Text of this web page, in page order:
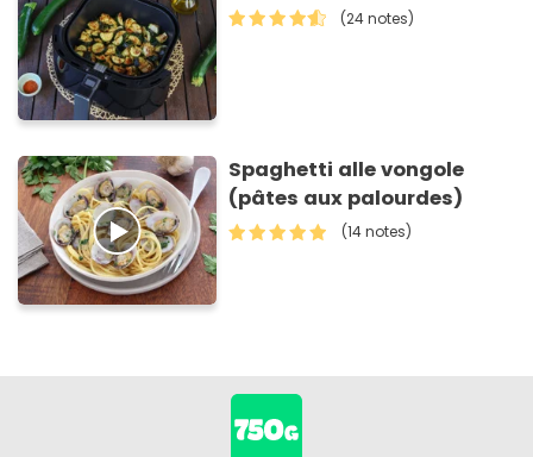
(24 notes)
Spaghetti alle vongole
(pâtes aux palourdes)
(14 notes)